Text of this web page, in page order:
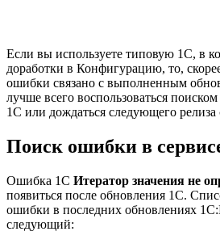
Если вы используете типовую 1С, в
доработки в Конфигурацию, то,
ошибки связано с выполненным
лучше всего воспользоваться
1С или дождаться следующего
Поиск ошибки в
Ошибка 1С Итератор значения не
появиться после обновления 1С.
ошибки в последних обновлениях
следующий: